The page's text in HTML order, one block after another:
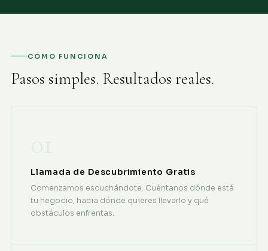
CÓMO FUNCIONA
Pasos simples. Resultados reales.
01
Llamada de Descubrimiento Gratis
Comenzamos escuchándote. Cuéntanos dónde está
tu negocio, hacia dónde quieres llevarlo y qué
obstáculos enfrentas.